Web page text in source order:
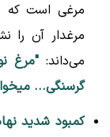
مرغی است که
مرغدار آن را
می‌داند: "مرغ
گرسنگی...
کمبود شدید